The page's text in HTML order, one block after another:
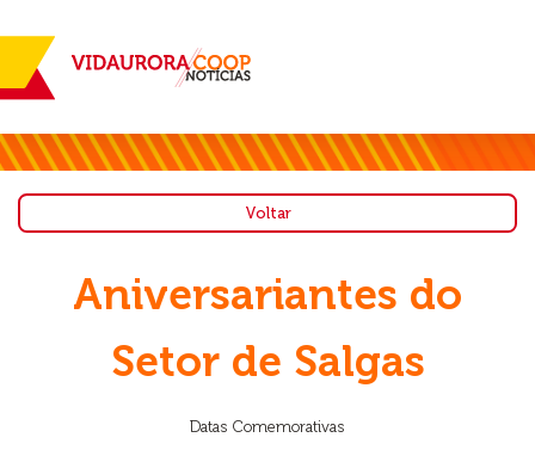
Voltar
Aniversariantes do
Setor de Salgas
Datas Comemorativas